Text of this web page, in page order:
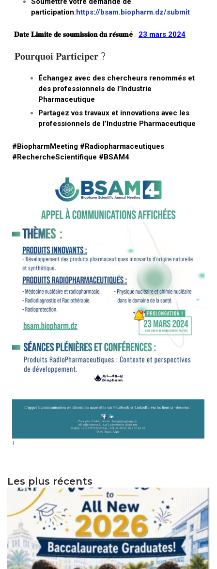
Classes Préparatoires
Formations assurées
Stages
Diplômes
Imprimés des œuvres Sociales
Imprimes de post graduation
participation:https://bsam.biopharm.dz/submit
𝐃𝐚𝐭𝐞 𝐋𝐢𝐦𝐢𝐭𝐞 𝐝𝐞 𝐬𝐨𝐮𝐦𝐢𝐬𝐬𝐢𝐨𝐧 𝐝𝐮 𝐫𝐞́𝐬𝐮𝐦é : 23 mars 2024
𝐏𝐨𝐮𝐫𝐪𝐮𝐨𝐢 𝐏𝐚𝐫𝐭𝐢𝐜𝐢𝐩𝐞𝐫 ?
Échangez avec des chercheurs renommés et
des professionnels de l’Industrie
Pharmaceutique
Partagez vos travaux et innovations avec les
professionnels de l’Industrie Pharmaceutique
#BiopharmMeeting #Radiopharmaceutiques
#RechercheScientifique #BSAM4
!
Les plus récents